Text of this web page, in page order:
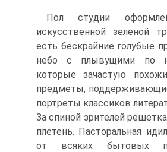
Пол студии
искусственной зеленой
есть бескрайние голубые
небо с плывущими по
которые зачастую
предметы,
портреты классиков
За спиной зрителей
плетень. Пасторальная
от всяких бытовых